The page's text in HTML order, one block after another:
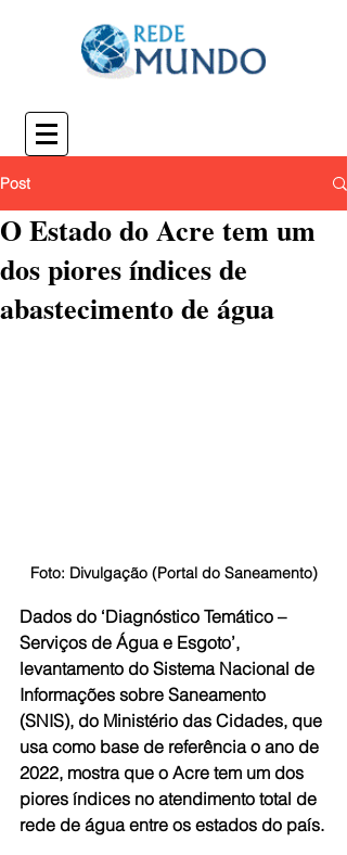
Post
O Estado do Acre tem um
dos piores índices de
abastecimento de água
Foto: Divulgação (Portal do Saneamento)
Dados do ‘Diagnóstico Temático –
Serviços de Água e Esgoto’,
levantamento do Sistema Nacional de
Informações sobre Saneamento
(SNIS), do Ministério das Cidades, que
usa como base de referência o ano de
2022, mostra que o Acre tem um dos
piores índices no atendimento total de
rede de água entre os estados do país.